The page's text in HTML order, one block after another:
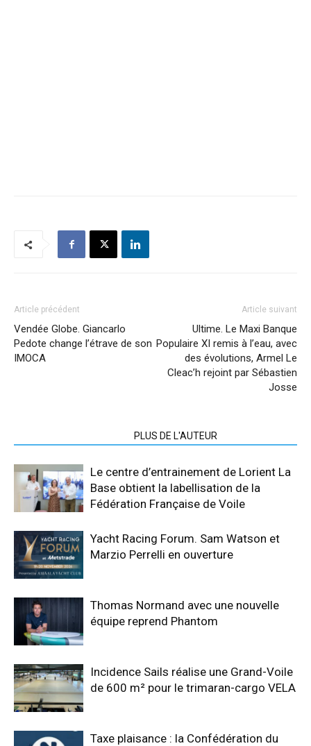
Article précédent
Vendée Globe. Giancarlo
Pedote change l’étrave de son
IMOCA
Article suivant
Ultime. Le Maxi Banque
Populaire XI remis à l’eau, avec
des évolutions, Armel Le
Cleac’h rejoint par Sébastien
Josse
PLUS DE L'AUTEUR
Le centre d’entrainement de Lorient La
Base obtient la labellisation de la
Fédération Française de Voile
Yacht Racing Forum. Sam Watson et
Marzio Perrelli en ouverture
Thomas Normand avec une nouvelle
équipe reprend Phantom
Incidence Sails réalise une Grand-Voile
de 600 m² pour le trimaran-cargo VELA
Taxe plaisance : la Confédération du